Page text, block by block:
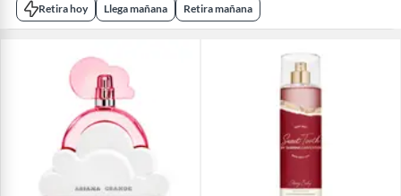
Retira hoy Llega mañana Retira mañana